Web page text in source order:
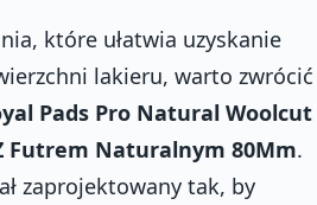
które ułatwia uzyskanie
lakieru, warto zwrócić
Pads Pro Natural Woolcut
Futrem Naturalnym 80Mm.
zaprojektowany tak, by